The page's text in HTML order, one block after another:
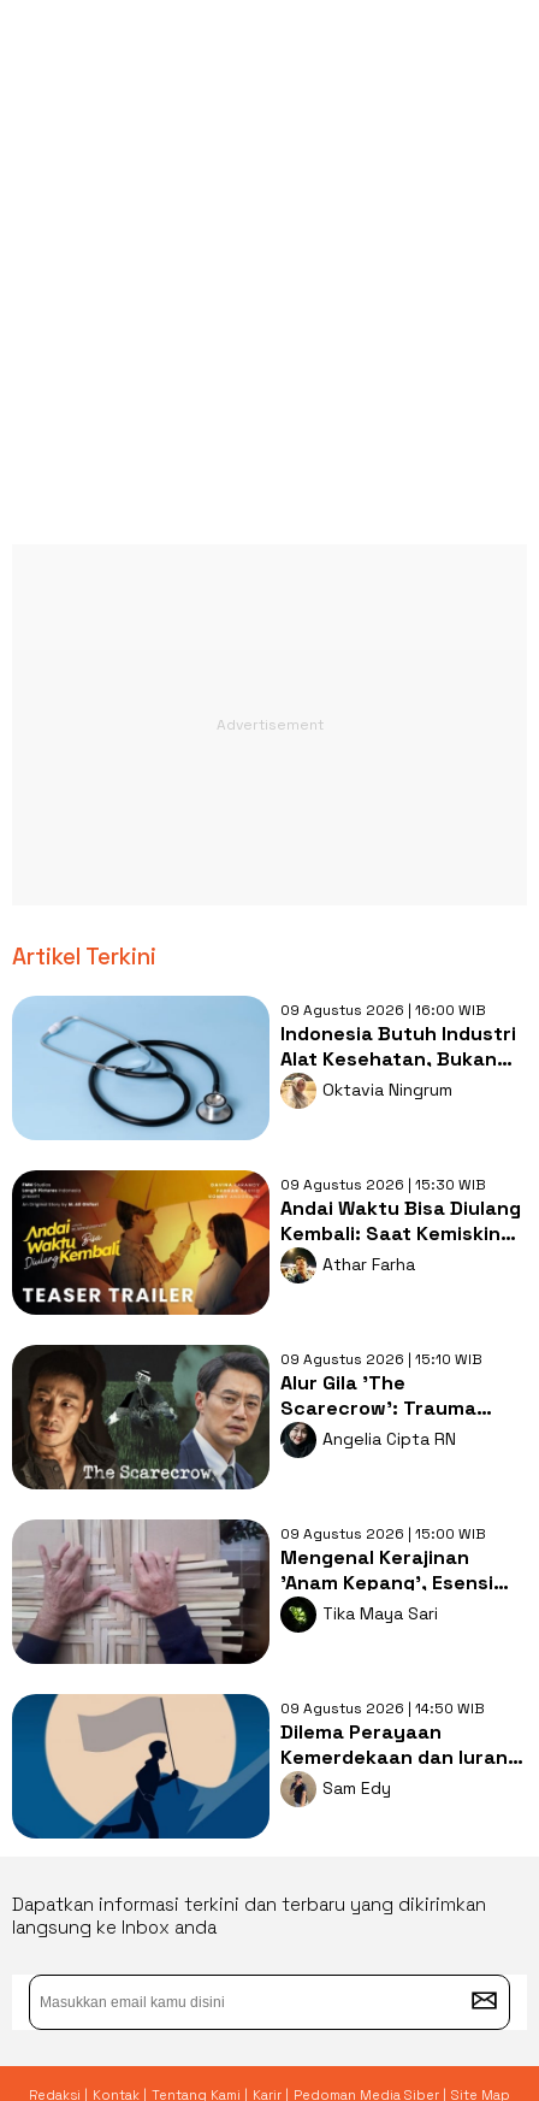
Artikel Terkini
09 Agustus 2026 | 16:00 WIB
Indonesia Butuh Industri
Alat Kesehatan, Bukan
Sekadar Pasar Impor
Oktavia Ningrum
09 Agustus 2026 | 15:30 WIB
Andai Waktu Bisa Diulang
Kembali: Saat Kemiskinan
Merampas Kebebasan
Cinta
Athar Farha
09 Agustus 2026 | 15:10 WIB
Alur Gila 'The
Scarecrow': Trauma
Lama, Pembunuh
Berantai dan Misteri
Angelia Cipta RN
09 Agustus 2026 | 15:00 WIB
Mengenal Kerajinan
'Anam Kepang', Esensi
Edukatif yang Mati
Ditelan Zaman
Tika Maya Sari
09 Agustus 2026 | 14:50 WIB
Dilema Perayaan
Kemerdekaan dan Iuran
Besar yang
Memberatkan Warga
Sam Edy
Dapatkan informasi terkini dan terbaru yang dikirimkan
langsung ke Inbox anda
Redaksi | Kontak | Tentang Kami | Karir | Pedoman Media Siber | Site Map